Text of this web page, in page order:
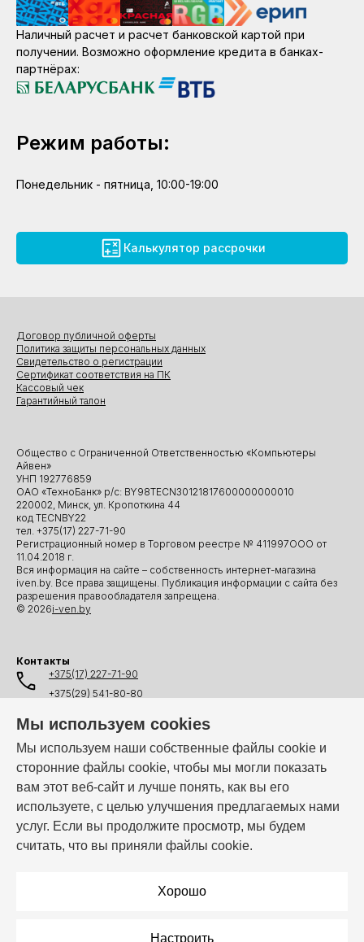
Мы используем cookies
Мы используем наши собственные файлы cookie и
сторонние файлы cookie, чтобы мы могли показать
вам этот веб-сайт и лучше понять, как вы его
используете, с целью улучшения предлагаемых нами
услуг. Если вы продолжите просмотр, мы будем
считать, что вы приняли файлы cookie.
Хорошо
Настроить
Наличный расчет и расчет банковской картой при
получении. Возможно оформление кредита в банках-
партнёрах:
Режим работы:
Понедельник - пятница, 10:00-19:00
Калькулятор рассрочки
Общество с Ограниченной Ответственностью «Компьютеры
Айвен»
УНП 192776859
ОАО «ТехноБанк» р/с: BY98TECN30121817600000000010
220002, Минск, ул. Кропоткина 44
код TECNBY22
тел. +375(17) 227-71-90
Регистрационный номер в Торговом реестре № 411997ООО от
11.04.2018 г.
Вся информация на сайте – собственность интернет-магазина
iven.by. Все права защищены. Публикация информации с сайта без
разрешения правообладателя запрещена.
© 2026i-ven.by
Договор публичной оферты
Политика защиты персональных данных
Свидетельство о регистрации
Сертификат соответствия на ПК
Кассовый чек
Гарантийный талон
Контакты
+375(17) 227-71-90
+375(29) 541-80-80
+375(44) 541-80-80
info@i-ven.by
Мы в мессенджерах:
Режим работы: Пн–Пт: 10:00 – 19:00